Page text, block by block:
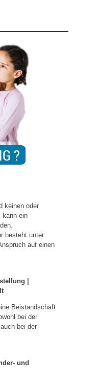
keinen oder
kann ein
besteht unter
auf einen
|
Beistandschaft
bei der
bei der
und